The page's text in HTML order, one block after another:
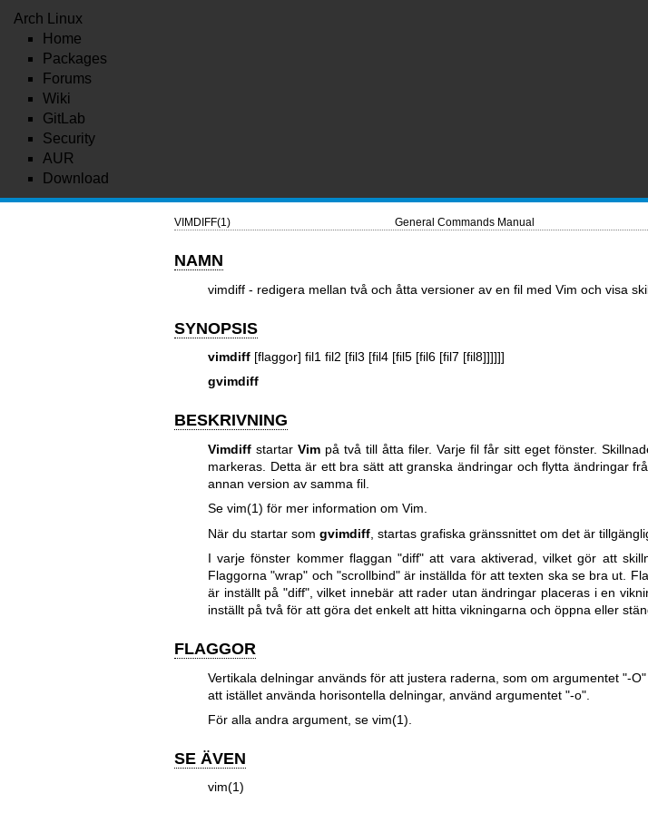
Arch Linux
Home
Packages
Forums
Wiki
GitLab
Security
AUR
Download
VIMDIFF(1) General Commands Manual
NAMN
vimdiff - redigera mellan två och åtta versioner av en fil med Vim och visa
SYNOPSIS
vimdiff[flaggor] fil1 fil2 [fil3 [fil4 [fil5 [fil6 [fil7 [fil8]]]]]]
gvimdiff
BESKRIVNING
Vimdiffstartar Vimpå två till åtta filer. Varje fil får sitt eget fönster.
markeras. Detta är ett bra sätt att granska ändringar och flytta ändringar
annan version av samma fil.
Se vim(1) för mer information om Vim.
När du startar som gvimdiff, startas grafiska gränssnittet om det är
I varje fönster kommer flaggan "diff" att vara aktiverad, vilket gör att
Flaggorna "wrap" och "scrollbind" är inställda för att texten ska se bra ut.
är inställt på "diff", vilket innebär att rader utan ändringar placeras i en
inställt på två för att göra det enkelt att hitta vikningarna och öppna eller
FLAGGOR
Vertikala delningar används för att justera raderna, som om argumentet "-
att istället använda horisontella delningar, använd argumentet "-o".
För alla andra argument, se vim(1).
SE ÄVEN
vim(1)